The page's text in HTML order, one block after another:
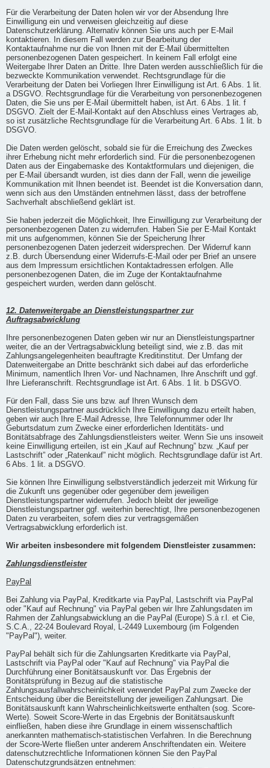
Für die Verarbeitung der Daten holen wir vor der Absendung Ihre
Einwilligung ein und verweisen gleichzeitig auf diese
Datenschutzerklärung. Alternativ können Sie uns auch per E-Mail
kontaktieren. In diesem Fall werden zur Bearbeitung der
Kontaktaufnahme nur die von Ihnen mit der E-Mail übermittelten
personenbezogenen Daten gespeichert. In keinem Fall erfolgt eine
Weitergabe Ihrer Daten an Dritte. Ihre Daten werden ausschließlich für die
bezweckte Kommunikation verwendet. Rechtsgrundlage für die
Verarbeitung der Daten bei Vorliegen Ihrer Einwilligung ist Art. 6 Abs. 1 lit.
a DSGVO. Rechtsgrundlage für die Verarbeitung von personenbezogenen
Daten, die Sie uns per E-Mail übermittelt haben, ist Art. 6 Abs. 1 lit. f
DSGVO. Zielt der E-Mail-Kontakt auf den Abschluss eines Vertrages ab,
so ist zusätzliche Rechtsgrundlage für die Verarbeitung Art. 6 Abs. 1 lit. b
DSGVO.
Die Daten werden gelöscht, sobald sie für die Erreichung des Zweckes
ihrer Erhebung nicht mehr erforderlich sind. Für die personenbezogenen
Daten aus der Eingabemaske des Kontaktformulars und diejenigen, die
per E-Mail übersandt wurden, ist dies dann der Fall, wenn die jeweilige
Kommunikation mit Ihnen beendet ist. Beendet ist die Konversation dann,
wenn sich aus den Umständen entnehmen lässt, dass der betroffene
Sachverhalt abschließend geklärt ist.
Sie haben jederzeit die Möglichkeit, Ihre Einwilligung zur Verarbeitung der
personenbezogenen Daten zu widerrufen. Haben Sie per E-Mail Kontakt
mit uns aufgenommen, können Sie der Speicherung Ihrer
personenbezogenen Daten jederzeit widersprechen. Der Widerruf kann
z.B. durch Übersendung einer Widerrufs-E-Mail oder per Brief an unsere
aus dem Impressum ersichtlichen Kontaktadressen erfolgen. Alle
personenbezogenen Daten, die im Zuge der Kontaktaufnahme
gespeichert wurden, werden dann gelöscht.
12. Datenweitergabe an Dienstleistungspartner zur
Auftragsabwicklung
Ihre personenbezogenen Daten geben wir nur an Dienstleistungspartner
weiter, die an der Vertragsabwicklung beteiligt sind, wie z.B. das mit
Zahlungsangelegenheiten beauftragte Kreditinstitut. Der Umfang der
Datenweitergabe an Dritte beschränkt sich dabei auf das erforderliche
Minimum, namentlich Ihren Vor- und Nachnamen, Ihre Anschrift und ggf.
Ihre Lieferanschrift. Rechtsgrundlage ist Art. 6 Abs. 1 lit. b DSGVO.
Für den Fall, dass Sie uns bzw. auf Ihren Wunsch dem
Dienstleistungspartner ausdrücklich Ihre Einwilligung dazu erteilt haben,
geben wir auch Ihre E-Mail Adresse, Ihre Telefonnummer oder Ihr
Geburtsdatum zum Zwecke einer erforderlichen Identitäts- und
Bonitätsabfrage des Zahlungsdienstleisters weiter. Wenn Sie uns insoweit
keine Einwilligung erteilen, ist ein „Kauf auf Rechnung” bzw. „Kauf per
Lastschrift” oder „Ratenkauf” nicht möglich. Rechtsgrundlage dafür ist Art.
6 Abs. 1 lit. a DSGVO.
Sie können Ihre Einwilligung selbstverständlich jederzeit mit Wirkung für
die Zukunft uns gegenüber oder gegenüber dem jeweiligen
Dienstleistungspartner widerrufen. Jedoch bleibt der jeweilige
Dienstleistungspartner ggf. weiterhin berechtigt, Ihre personenbezogenen
Daten zu verarbeiten, sofern dies zur vertragsgemäßen
Vertragsabwicklung erforderlich ist.
Wir arbeiten insbesondere mit folgendem Dienstleister zusammen:
Zahlungsdienstleister
PayPal
Bei Zahlung via PayPal, Kreditkarte via PayPal, Lastschrift via PayPal
oder "Kauf auf Rechnung" via PayPal geben wir Ihre Zahlungsdaten im
Rahmen der Zahlungsabwicklung an die PayPal (Europe) S.à r.l. et Cie,
S.C.A., 22-24 Boulevard Royal, L-2449 Luxembourg (im Folgenden
"PayPal"), weiter.
PayPal behält sich für die Zahlungsarten Kreditkarte via PayPal,
Lastschrift via PayPal oder "Kauf auf Rechnung" via PayPal die
Durchführung einer Bonitätsauskunft vor. Das Ergebnis der
Bonitätsprüfung in Bezug auf die statistische
Zahlungsausfallwahrscheinlichkeit verwendet PayPal zum Zwecke der
Entscheidung über die Bereitstellung der jeweiligen Zahlungsart. Die
Bonitätsauskunft kann Wahrscheinlichkeitswerte enthalten (sog. Score-
Werte). Soweit Score-Werte in das Ergebnis der Bonitätsauskunft
einfließen, haben diese ihre Grundlage in einem wissenschaftlich
anerkannten mathematisch-statistischen Verfahren. In die Berechnung
der Score-Werte fließen unter anderem Anschriftendaten ein. Weitere
datenschutzrechtliche Informationen können Sie den PayPal
Datenschutzgrundsätzen entnehmen: